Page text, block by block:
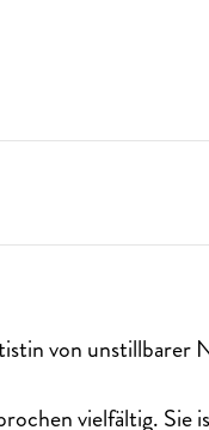
von unstillbarer
vielfältig. Sie